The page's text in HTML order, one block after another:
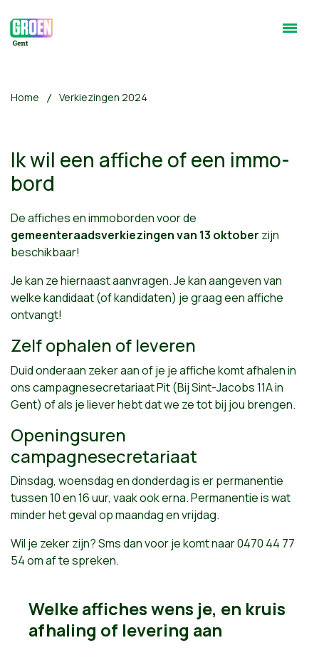
Home Verkiezingen 2024
Ik wil een affiche of een immo-
bord
De affiches en immoborden voor de
gemeenteraadsverkiezingen van 13 oktober zijn
beschikbaar!
Je kan ze hiernaast aanvragen. Je kan aangeven van
welke kandidaat (of kandidaten) je graag een affiche
ontvangt!
Zelf ophalen of leveren
Duid onderaan zeker aan of je je affiche komt afhalen in
ons campagnesecretariaat Pit (Bij Sint-Jacobs 11A in
Gent) of als je liever hebt dat we ze tot bij jou brengen.
Openingsuren
campagnesecretariaat
Dinsdag, woensdag en donderdag is er permanentie
tussen 10 en 16 uur, vaak ook erna. Permanentie is wat
minder het geval op maandag en vrijdag.
Wil je zeker zijn? Sms dan voor je komt naar 0470 44 77
54 om af te spreken.
Welke affiches wens je, en kruis
afhaling of levering aan